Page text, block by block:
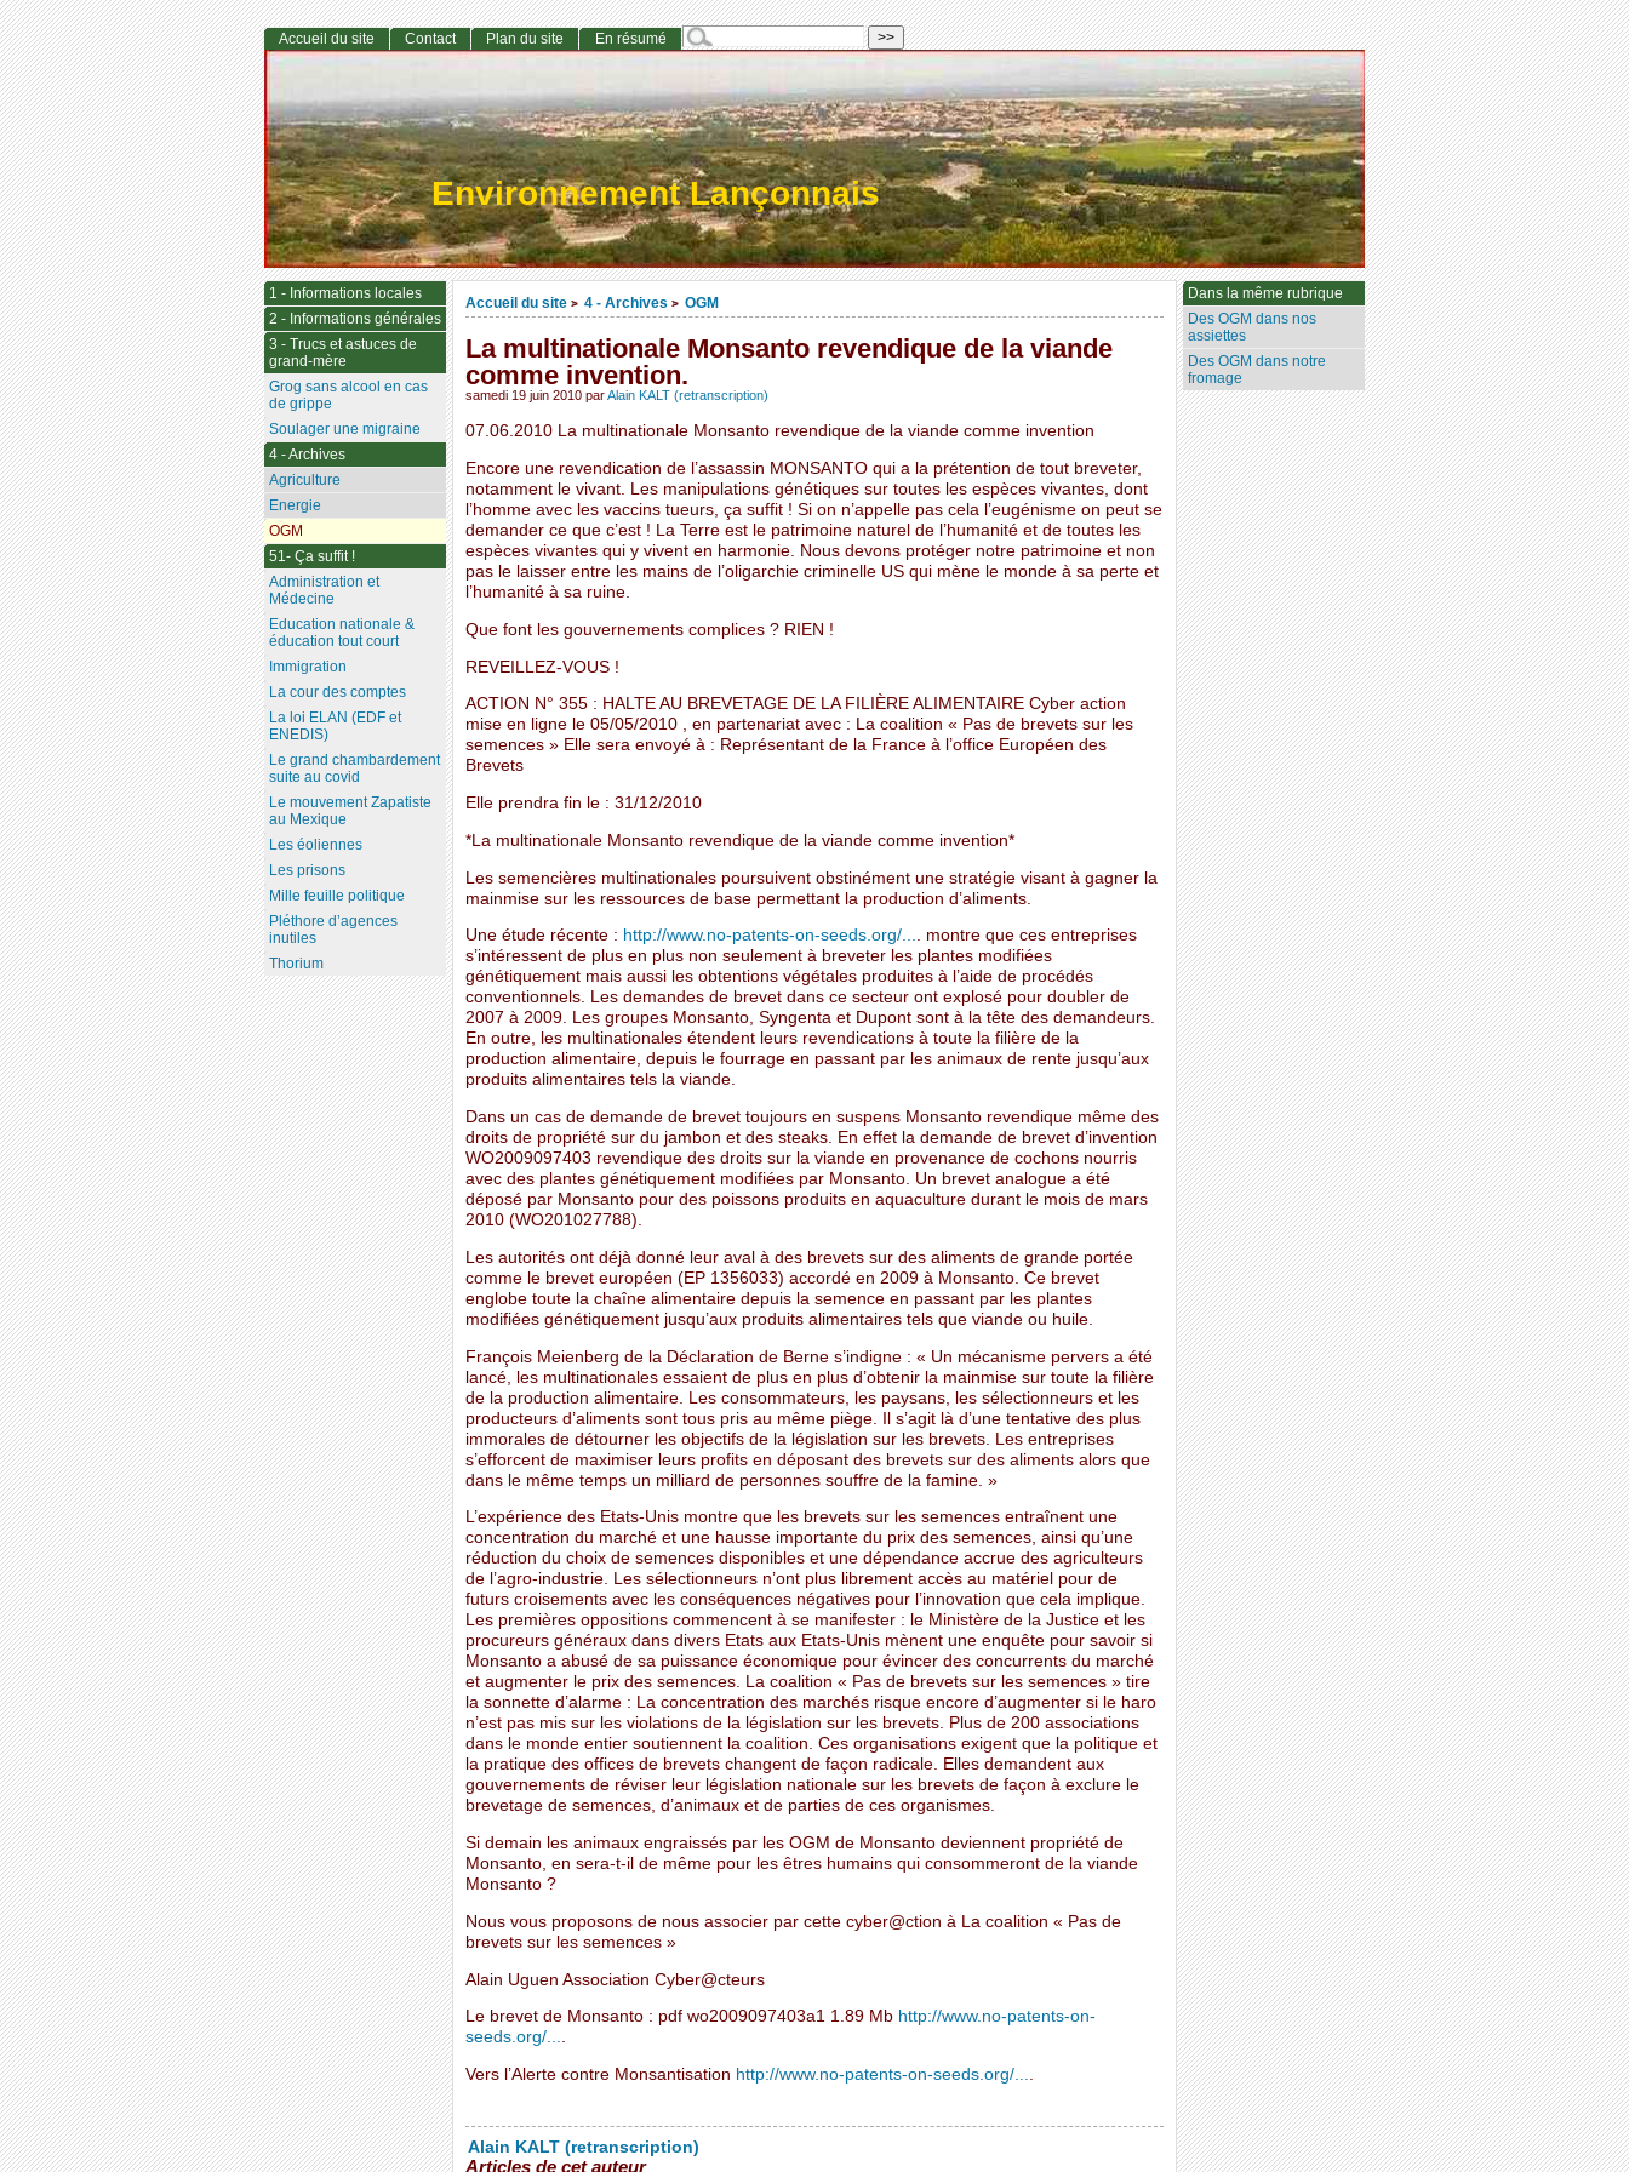
Environnement Lançonnais
Accueil du site > 4 - Archives > OGM
La multinationale Monsanto revendique de la viande
comme invention.
samedi 19 juin 2010 parAlain KALT (retranscription)
07.06.2010 La multinationale Monsanto revendique de la viande comme invention
Encore une revendication de l’assassin MONSANTO qui a la prétention de tout breveter,
notamment le vivant. Les manipulations génétiques sur toutes les espèces vivantes, dont
l’homme avec les vaccins tueurs, ça suffit ! Si on n’appelle pas cela l’eugénisme on peut se
demander ce que c’est ! La Terre est le patrimoine naturel de l’humanité et de toutes les
espèces vivantes qui y vivent en harmonie. Nous devons protéger notre patrimoine et non
pas le laisser entre les mains de l’oligarchie criminelle US qui mène le monde à sa perte et
l’humanité à sa ruine.
Que font les gouvernements complices ? RIEN !
REVEILLEZ-VOUS !
ACTION N° 355 : HALTE AU BREVETAGE DE LA FILIÈRE ALIMENTAIRE Cyber action
mise en ligne le 05/05/2010 , en partenariat avec : La coalition « Pas de brevets sur les
semences » Elle sera envoyé à : Représentant de la France à l’office Européen des
Brevets
Elle prendra fin le : 31/12/2010
*La multinationale Monsanto revendique de la viande comme invention*
Les semencières multinationales poursuivent obstinément une stratégie visant à gagner la
mainmise sur les ressources de base permettant la production d’aliments.
Une étude récente : http://www.no-patents-on-seeds.org/.... montre que ces entreprises
s’intéressent de plus en plus non seulement à breveter les plantes modifiées
génétiquement mais aussi les obtentions végétales produites à l’aide de procédés
conventionnels. Les demandes de brevet dans ce secteur ont explosé pour doubler de
2007 à 2009. Les groupes Monsanto, Syngenta et Dupont sont à la tête des demandeurs.
En outre, les multinationales étendent leurs revendications à toute la filière de la
production alimentaire, depuis le fourrage en passant par les animaux de rente jusqu’aux
produits alimentaires tels la viande.
Dans un cas de demande de brevet toujours en suspens Monsanto revendique même des
droits de propriété sur du jambon et des steaks. En effet la demande de brevet d’invention
WO2009097403 revendique des droits sur la viande en provenance de cochons nourris
avec des plantes génétiquement modifiées par Monsanto. Un brevet analogue a été
déposé par Monsanto pour des poissons produits en aquaculture durant le mois de mars
2010 (WO201027788).
Les autorités ont déjà donné leur aval à des brevets sur des aliments de grande portée
comme le brevet européen (EP 1356033) accordé en 2009 à Monsanto. Ce brevet
englobe toute la chaîne alimentaire depuis la semence en passant par les plantes
modifiées génétiquement jusqu’aux produits alimentaires tels que viande ou huile.
François Meienberg de la Déclaration de Berne s’indigne : « Un mécanisme pervers a été
lancé, les multinationales essaient de plus en plus d’obtenir la mainmise sur toute la filière
de la production alimentaire. Les consommateurs, les paysans, les sélectionneurs et les
producteurs d’aliments sont tous pris au même piège. Il s’agit là d’une tentative des plus
immorales de détourner les objectifs de la législation sur les brevets. Les entreprises
s’efforcent de maximiser leurs profits en déposant des brevets sur des aliments alors que
dans le même temps un milliard de personnes souffre de la famine. »
L’expérience des Etats-Unis montre que les brevets sur les semences entraînent une
concentration du marché et une hausse importante du prix des semences, ainsi qu’une
réduction du choix de semences disponibles et une dépendance accrue des agriculteurs
de l’agro-industrie. Les sélectionneurs n’ont plus librement accès au matériel pour de
futurs croisements avec les conséquences négatives pour l’innovation que cela implique.
Les premières oppositions commencent à se manifester : le Ministère de la Justice et les
procureurs généraux dans divers Etats aux Etats-Unis mènent une enquête pour savoir si
Monsanto a abusé de sa puissance économique pour évincer des concurrents du marché
et augmenter le prix des semences. La coalition « Pas de brevets sur les semences » tire
la sonnette d’alarme : La concentration des marchés risque encore d’augmenter si le haro
n’est pas mis sur les violations de la législation sur les brevets. Plus de 200 associations
dans le monde entier soutiennent la coalition. Ces organisations exigent que la politique et
la pratique des offices de brevets changent de façon radicale. Elles demandent aux
gouvernements de réviser leur législation nationale sur les brevets de façon à exclure le
brevetage de semences, d’animaux et de parties de ces organismes.
Si demain les animaux engraissés par les OGM de Monsanto deviennent propriété de
Monsanto, en sera-t-il de même pour les êtres humains qui consommeront de la viande
Monsanto ?
Nous vous proposons de nous associer par cette cyber@ction à La coalition « Pas de
brevets sur les semences »
Alain Uguen Association Cyber@cteurs
Le brevet de Monsanto : pdf wo2009097403a1 1.89 Mb http://www.no-patents-on-
seeds.org/....
Vers l’Alerte contre Monsantisation http://www.no-patents-on-seeds.org/....
Alain KALT (retranscription)
Articles de cet auteur
Dans la même rubrique
Des OGM dans nos
assiettes
Des OGM dans notre
fromage
Accueil du site Contact Plan du site En résumé
1 - Informations locales
2 - Informations générales
3 - Trucs et astuces de
grand-mère
Grog sans alcool en cas
de grippe
Soulager une migraine
4 - Archives
Agriculture
Energie
OGM
51- Ça suffit !
Administration et
Médecine
Education nationale &
éducation tout court
Immigration
La cour des comptes
La loi ELAN (EDF et
ENEDIS)
Le grand chambardement
suite au covid
Le mouvement Zapatiste
au Mexique
Les éoliennes
Les prisons
Mille feuille politique
Pléthore d’agences
inutiles
Thorium